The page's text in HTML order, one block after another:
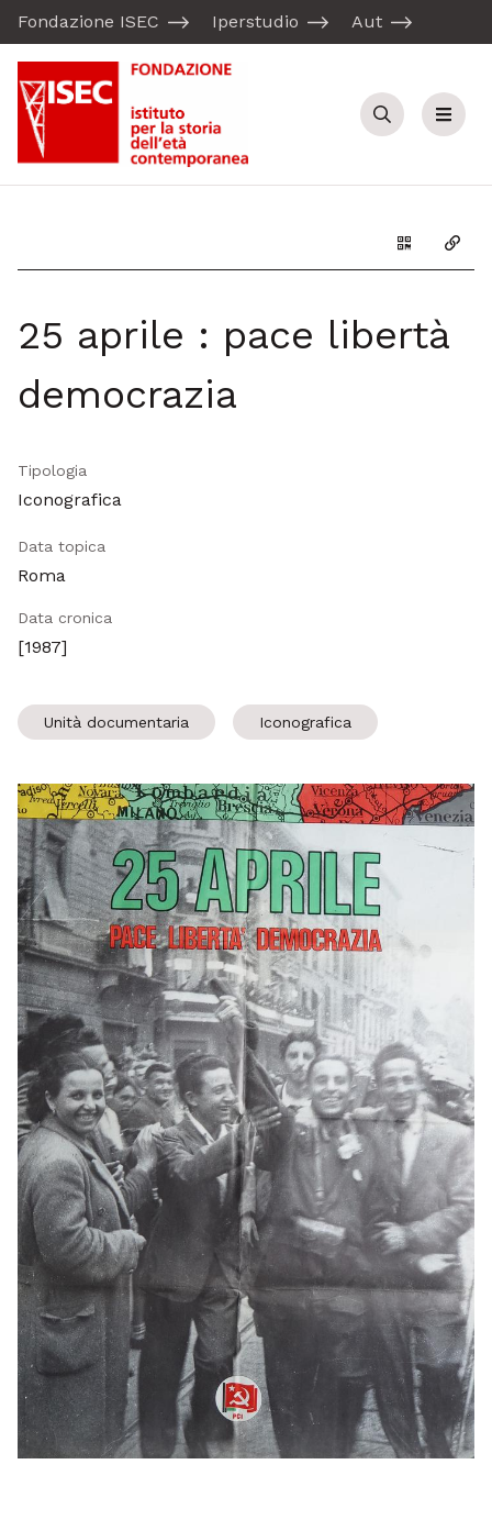
Fondazione ISEC Iperstudio Aut
Cerca Menu
Genera il
25 aprile : pace libertà
democrazia
Tipologia
Iconografica
Data topica
Roma
Data cronica
[1987]
Unità documentaria Iconografica